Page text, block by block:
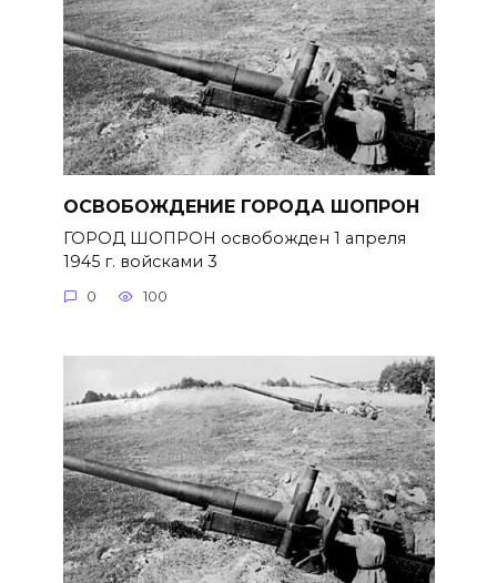
ОСВОБОЖДЕНИЕ ГОРОДА ШОПРОН
ГОРОД ШОПРОН освобожден 1 апреля
1945 г. войсками 3
0 100